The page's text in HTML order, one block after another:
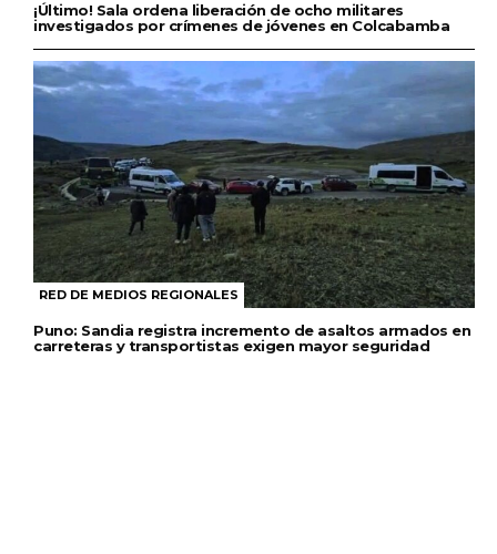
¡Último! Sala ordena liberación de ocho militares
investigados por crímenes de jóvenes en Colcabamba
RED DE MEDIOS REGIONALES
Puno: Sandia registra incremento de asaltos armados en
carreteras y transportistas exigen mayor seguridad